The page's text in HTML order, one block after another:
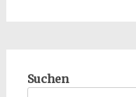
Suchen